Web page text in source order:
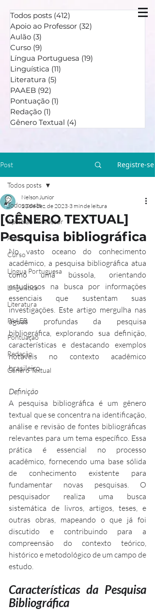
Todos posts (412)
Apoio ao Professor (32)
Aulão (3)
Curso (9)
Língua Portuguesa (19)
Linguística (11)
Literatura (5)
PAAEB (92)
Pontuação (1)
Redação (1)
Gênero Textual (4)
Post Registre-se
Todos posts
Apoio ao Professor
Aulão
Curso
Língua Portuguesa
Linguística
Literatura
PAAEB
Pontuação
Redação
Gênero Textual
Todos posts
[GÊNERO TEXTUAL]
Pesquisa bibliográfica
Nelson Junior
20 de dez. de 2023 3 min de leitura
No vasto oceano do conhecimento
acadêmico, a pesquisa bibliográfica atua
como uma bússola, orientando
estudiosos na busca por informações
essenciais que sustentam suas
investigações. Este artigo mergulha nas
águas profundas da pesquisa
bibliográfica, explorando sua definição,
características e destacando exemplos
notáveis no contexto acadêmico
brasileiro.
Definição
A pesquisa bibliográfica é um gênero
textual que se concentra na identificação,
análise e revisão de fontes bibliográficas
relevantes para um tema específico. Essa
prática é essencial no processo
acadêmico, fornecendo uma base sólida
de conhecimento existente para
fundamentar novas pesquisas. O
pesquisador realiza uma busca
sistemática de livros, artigos, teses, e
outras obras, mapeando o que já foi
discutido e contribuindo para a
compreensão do contexto teórico,
histórico e metodológico de um campo de
estudo.
Características da Pesquisa
Bibliográfica